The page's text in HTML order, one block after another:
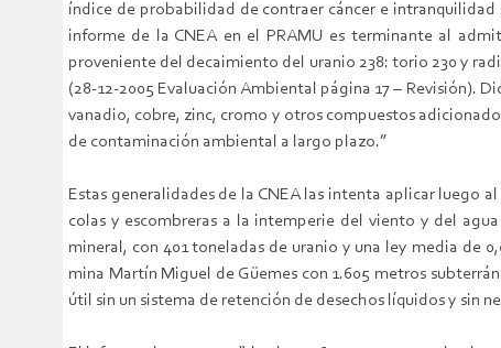
índice de probabilidad de contraer cáncer e
informe de la CNEA en el PRAMU es terminante al
proveniente del decaimiento del uranio 238: torio 230 y
(28-12-2005 Evaluación Ambiental página 17 – Revisión).
vanadio, cobre, zinc, cromo y otros compuestos
de contaminación ambiental a largo plazo.”
Estas generalidades de la CNEA las intenta aplicar luego
colas y escombreras a la intemperie del viento y del
mineral, con 401 toneladas de uranio y una ley media de
mina Martín Miguel de Güemes con 1.605 metros
útil sin un sistema de retención de desechos líquidos y sin